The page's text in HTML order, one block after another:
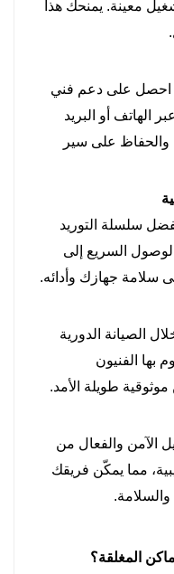
معينة. يمنحك هذا
احصل على دعم فني
الهاتف أو البريد
والحفاظ على سير
سلسلة التوريد
الوصول السريع إلى
سلامة جهازك وأدائه.
الصيانة الدورية
بها الفنيون
طويلة الأمد.
الآمن والفعال من
مما يمكّن فريقك